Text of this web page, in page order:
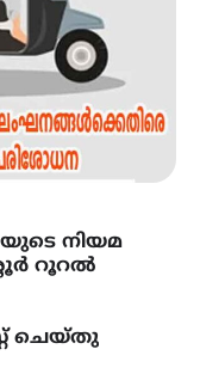
നിയമ
റൂറൽ
ചെയ്തു